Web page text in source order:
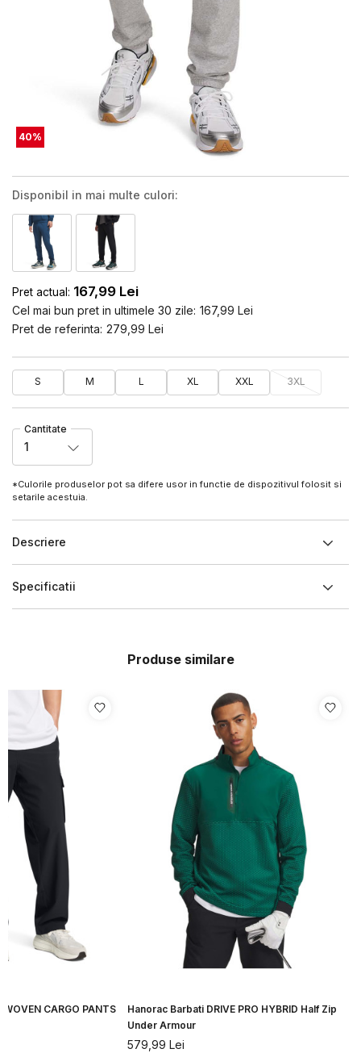
40%
Disponibil in mai multe culori:
Pret actual: 167,99 Lei
Cel mai bun pret in ultimele 30 zile: 167,99 Lei
Pret de referinta: 279,99 Lei
S M L XL XXL 3XL
Cantitate
1
*Culorile produselor pot sa difere usor in functie de dispozitivul folosit si
setarile acestuia.
Descriere
Specificatii
Produse similare
CARGO PANTS
Hanorac Barbati DRIVE PRO HYBRID Half Zip
Under Armour
579,99 Lei